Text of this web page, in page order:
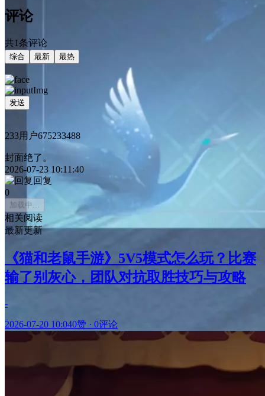
评论
共1条评论
综合 最新 最热
发送
233用户675233488
封面绝了。
2026-07-23 10:11:40
回复
0
加载中...
相关阅读
最新更新
《猫和老鼠手游》5V5模式怎么玩？比赛
输了别灰心，团队对抗取胜技巧与攻略
-
2026-07-20 10:040赞 · 0评论